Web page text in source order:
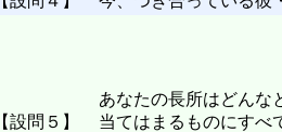
【設問５】
あなたの長所はどんな
当てはまるものにすべ